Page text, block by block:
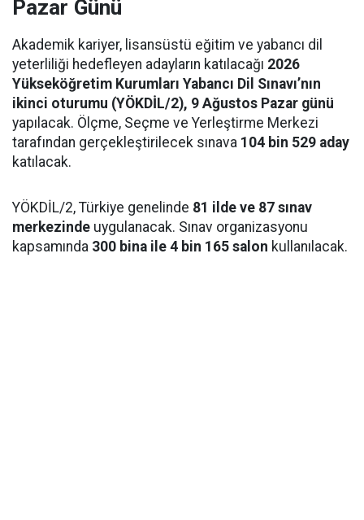
Pazar Günü
Akademik kariyer, lisansüstü eğitim ve yabancı dil
yeterliliği hedefleyen adayların katılacağı 2026
Yükseköğretim Kurumları Yabancı Dil Sınavı’nın
ikinci oturumu (YÖKDİL/2), 9 Ağustos Pazar günü
yapılacak. Ölçme, Seçme ve Yerleştirme Merkezi
tarafından gerçekleştirilecek sınava 104 bin 529 aday
katılacak.
YÖKDİL/2, Türkiye genelinde 81 ilde ve 87 sınav
merkezinde uygulanacak. Sınav organizasyonu
kapsamında 300 bina ile 4 bin 165 salon kullanılacak.